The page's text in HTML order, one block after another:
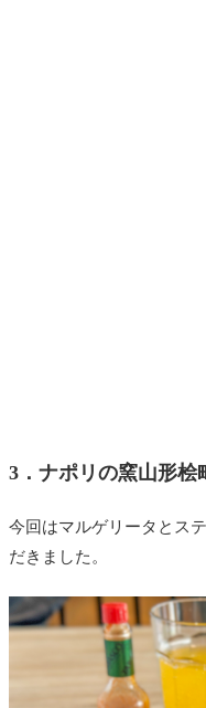
3．ナポリの窯山形桧
今回はマルゲリータとス
だきました。